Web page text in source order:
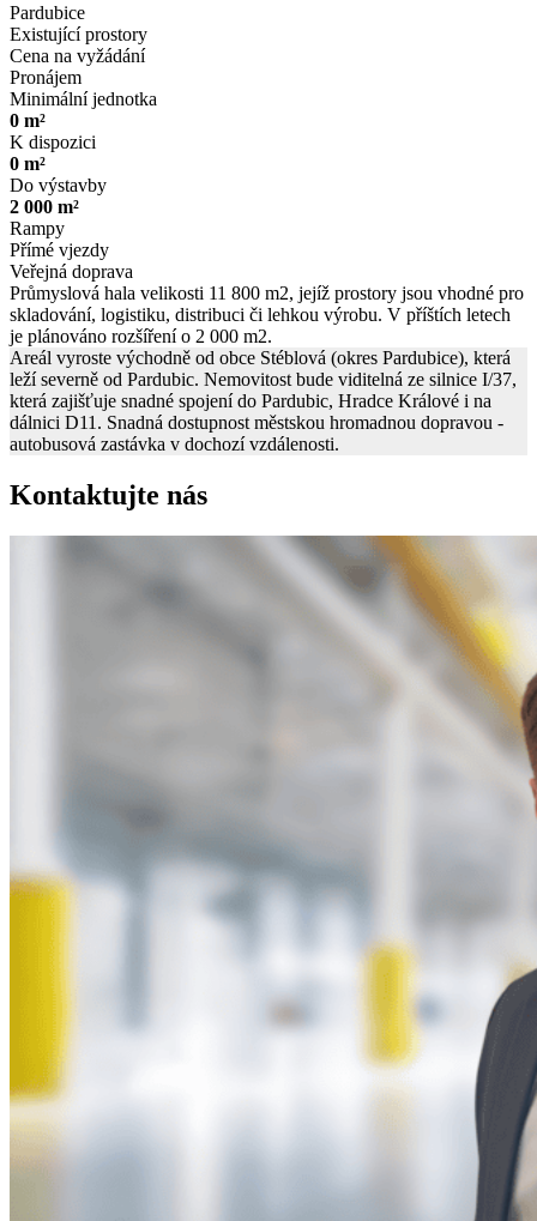
Pardubice
Existující prostory
Cena na vyžádání
Pronájem
Minimální jednotka
0 m²
K dispozici
0 m²
Do výstavby
2 000 m²
Rampy
Přímé vjezdy
Veřejná doprava
Průmyslová hala velikosti 11 800 m2, jejíž prostory jsou vhodné pro
skladování, logistiku, distribuci či lehkou výrobu. V příštích letech
je plánováno rozšíření o 2 000 m2.
Areál vyroste východně od obce Stéblová (okres Pardubice), která
leží severně od Pardubic. Nemovitost bude viditelná ze silnice I/37,
která zajišťuje snadné spojení do Pardubic, Hradce Králové i na
dálnici D11. Snadná dostupnost městskou hromadnou dopravou -
autobusová zastávka v dochozí vzdálenosti.
Kontaktujte nás